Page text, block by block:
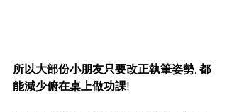
所以大部份小朋友只要改正執筆姿勢, 都
能減少俯在桌上做功課!